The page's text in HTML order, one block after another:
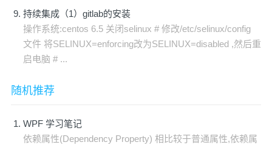
持续集成（1）gitlab的安装
操作系统:centos 6.5 关闭selinux # 修改/etc/selinux/config
文件 将SELINUX=enforcing改为SELINUX=disabled ,然后重
启电脑 # ...
随机推荐
WPF 学习笔记
依赖属性(Dependency Property) 相比较于普通属性,依赖属